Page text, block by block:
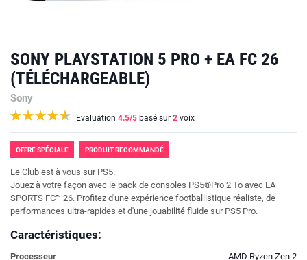
SONY PLAYSTATION 5 PRO + EA FC 26
(TÉLÉCHARGEABLE)
Sony
Evaluation 4.5/5 basé sur 2 voix
OFFRE SPÉCIALE PRODUIT RECOMMANDÉ
Le Club est à vous sur PS5.
Jouez à votre façon avec le pack de consoles PS5®Pro 2 To avec EA
SPORTS FC™ 26. Profitez d'une expérience footballistique réaliste, de
performances ultra-rapides et d'une jouabilité fluide sur PS5 Pro.
Caractéristiques:
Processeur AMD Ryzen Zen 2